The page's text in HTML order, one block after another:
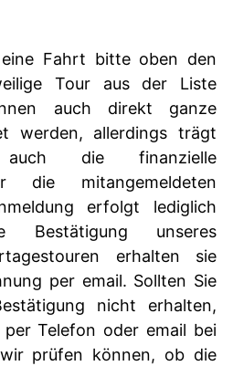
Fahrt bitte oben den
Tour aus der Liste
auch direkt ganze
werden, allerdings trägt
die finanzielle
die mitangemeldeten
erfolgt lediglich
Bestätigung unseres
erhalten sie
per email. Sollten Sie
nicht erhalten,
Telefon oder email bei
prüfen können, ob die